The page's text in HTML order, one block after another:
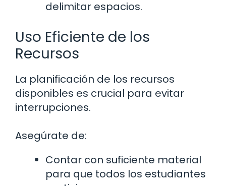
delimitar espacios.
Uso Eficiente de los
Recursos
La planificación de los recursos
disponibles es crucial para evitar
interrupciones.
Asegúrate de:
Contar con suficiente material
para que todos los estudiantes